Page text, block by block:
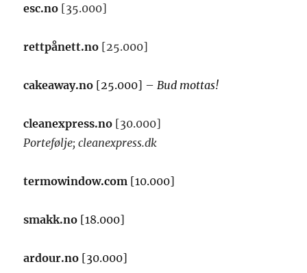
esc.no [35.000]
rettpånett.no [25.000]
cakeaway.no [25.000] – Bud mottas!
cleanexpress.no [30.000]
Portefølje; cleanexpress.dk
termowindow.com [10.000]
smakk.no [18.000]
ardour.no [30.000]